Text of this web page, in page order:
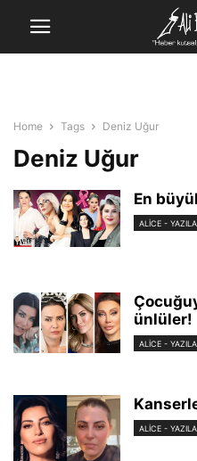
Home Tags Deniz Uğur
Deniz Uğur
En
ALİCE -
ünlüler!
ALİCE -
ALİCE -